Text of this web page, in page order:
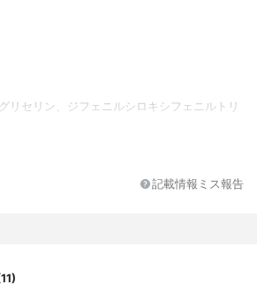
リセリン、ジフェニルシロキシフェニルトリ
ＰＧ－２０／２０ジメチコン、マイカ、スク
１２－１４）パレス－３、セスキオレイン酸
ビニルジメチコン）クロスポリマー、香料、
記載情報ミス報告